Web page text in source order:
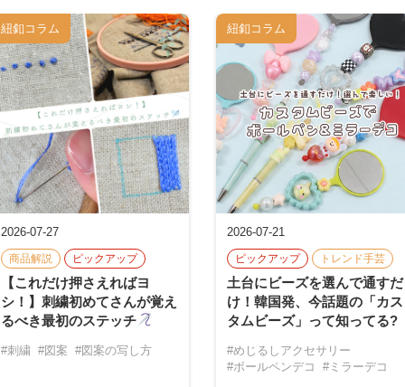
2026-07-27
商品解説 ピックアップ
【これだけ押さえればヨ
シ！】刺繍初めてさんが覚え
るべき最初のステッチ
#刺繍 #図案 #図案の写し方
紐釦コラム
2026-07-21
ピックアップ トレンド手芸
土台にビーズを選んで通すだ
け！韓国発、今話題の「カス
タムビーズ」って知ってる?
#めじるしアクセサリー
#ボールペンデコ
#ミラーデコ
紐釦コラム